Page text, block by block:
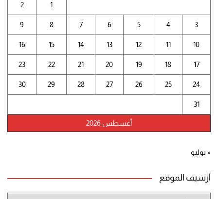
أغسطس 2026
1
2
3
4
5
6
7
8
9
10
11
12
13
14
15
16
17
18
19
20
21
22
23
24
25
26
27
28
29
30
31
« يوليو
أرشيف الموقع